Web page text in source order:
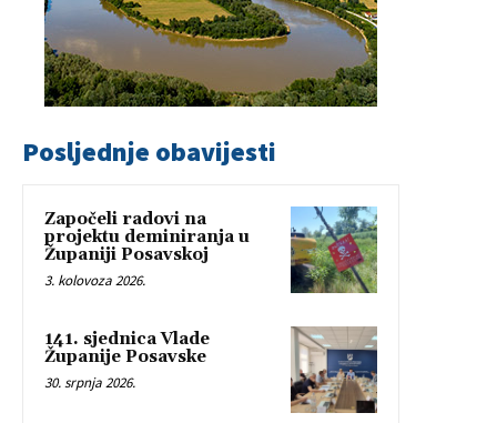
Posljednje obavijesti
Započeli radovi na
projektu deminiranja u
Županiji Posavskoj
3. kolovoza 2026.
141. sjednica Vlade
Županije Posavske
30. srpnja 2026.